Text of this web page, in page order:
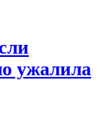
ужалила